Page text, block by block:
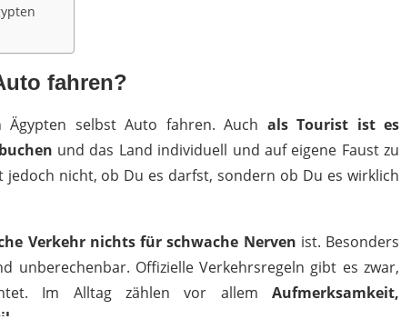
fahren?
selbst Auto fahren. Auch als Tourist ist es
und das Land individuell und auf eigene Faust zu
nicht, ob Du es darfst, sondern ob Du es wirklich
Verkehr nichts für schwache Nerven ist. Besonders
unberechenbar. Offizielle Verkehrsregeln gibt es zwar,
Im Alltag zählen vor allem Aufmerksamkeit,